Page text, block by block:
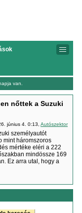
van.
nőttek a Suzuki
június 4. 0:13,Autószektor
személyautót
mint háromszoros
mértéke eléri a 222
mindössze 169
Ez arra utal, hogy a